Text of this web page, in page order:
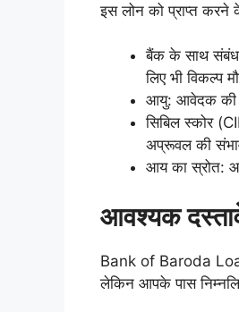
इस लोन को प्राप्त करने
बैंक के साथ
लिए भी विकल्प
आयु: आवेदक की
सिबिल स्कोर
अप्रूवल की
आय का स्रोत:
आवश्यक
Bank of Baroda
लेकिन आपके पास